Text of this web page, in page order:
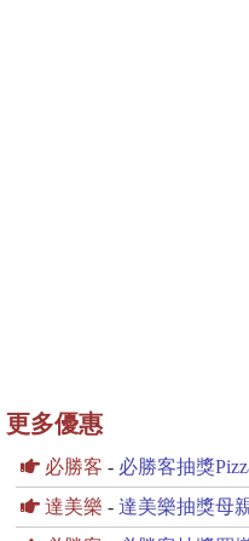
更多優惠
必勝客 - 必勝客抽獎
達美樂 - 達美樂抽獎母